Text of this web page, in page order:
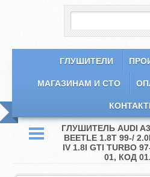
ГЛУШИТЕЛИ
МАГАЗИНАМ И СТО
ГЛУШИТЕЛЬ AUDI A3
BEETLE 1.8T 99-/
IV 1.8I GTI TURBO
01, КОД